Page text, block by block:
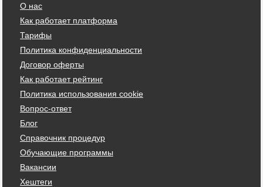
О нас
Как работает платформа
Тарифы
Политика конфиденциальности
Договор оферты
Как работает рейтинг
Политика использования cookie
Вопрос-ответ
Блог
Справочник процедур
Обучающие программы
Вакансии
Хештеги